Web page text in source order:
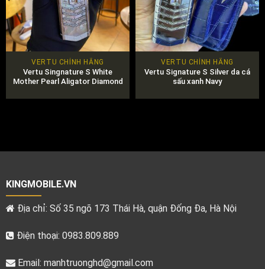
VERTU CHÍNH HÃNG
Vertu Singnature S White
Mother Pearl Aligator Diamond
VERTU CHÍNH HÃNG
Vertu Signature S Silver da cá
sấu xanh Navy
KINGMOBILE.VN
Địa chỉ: Số 35 ngõ 173 Thái Hà, quận Đống Đa, Hà Nội
Điện thoại: 0983.809.889
Email: manhtruonghd@gmail.com